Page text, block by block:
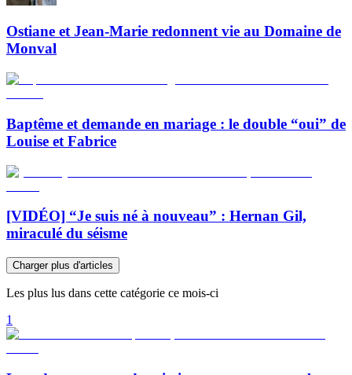
Ostiane et Jean-Marie redonnent vie au Domaine de
Monval
Baptême et demande en mariage : le double “oui” de
Louise et Fabrice
[VIDÉO] “Je suis né à nouveau” : Hernan Gil,
miraculé du séisme
Charger plus d'articles
Les plus lus dans cette catégorie ce mois-ci
1